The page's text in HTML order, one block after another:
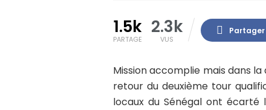
1.5k
PARTAGE
2.3k
VUS
Partager
Mission accomplie mais dans la
retour du deuxième tour
locaux du Sénégal ont écarté